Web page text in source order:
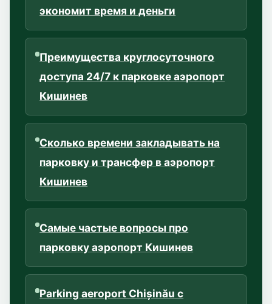
экономит время и деньги
Преимущества круглосуточного
доступа 24/7 к парковке аэропорт
Кишинев
Сколько времени закладывать на
парковку и трансфер в аэропорт
Кишинев
Самые частые вопросы про
парковку аэропорт Кишинев
Parking aeroport Chișinău с